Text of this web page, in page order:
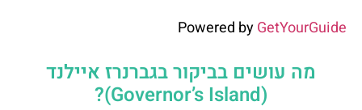
Powered byGetYourGuide
מה עושים בביקור בגברנרז איילנד
(Governor’s Island)?